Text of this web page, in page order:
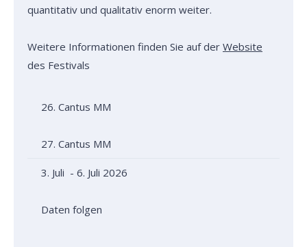
quantitativ und qualitativ enorm weiter.
Weitere Informationen finden Sie auf der Website
des Festivals
26. Cantus MM
27. Cantus MM
3. Juli - 6. Juli 2026
Daten folgen